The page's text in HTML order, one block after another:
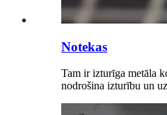
Notekas
Tam ir izturīga metāla
nodrošina izturību un